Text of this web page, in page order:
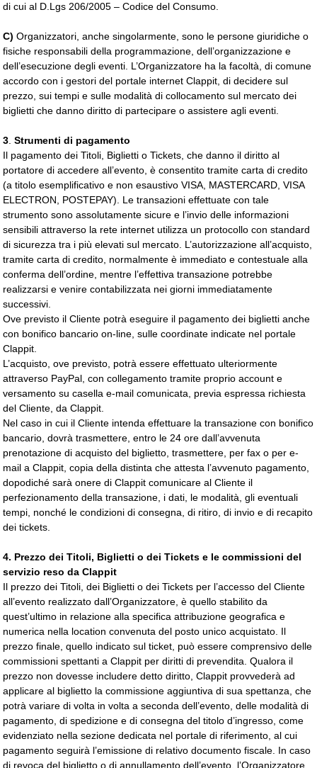
di cui al D.Lgs 206/2005 – Codice del Consumo.
C) Organizzatori, anche singolarmente, sono le persone giuridiche o
fisiche responsabili della programmazione, dell’organizzazione e
dell’esecuzione degli eventi. L’Organizzatore ha la facoltà, di comune
accordo con i gestori del portale internet Clappit, di decidere sul
prezzo, sui tempi e sulle modalità di collocamento sul mercato dei
biglietti che danno diritto di partecipare o assistere agli eventi.
3 Strumenti di pagamento
Il pagamento dei Titoli, Biglietti o Tickets, che danno il diritto al
portatore di accedere all’evento, è consentito tramite carta di credito
(a titolo esemplificativo e non esaustivo VISA, MASTERCARD, VISA
ELECTRON, POSTEPAY). Le transazioni effettuate con tale
strumento sono assolutamente sicure e l’invio delle informazioni
sensibili attraverso la rete internet utilizza un protocollo con standard
di sicurezza tra i più elevati sul mercato. L’autorizzazione all’acquisto,
tramite carta di credito, normalmente è immediato e contestuale alla
conferma dell’ordine, mentre l’effettiva transazione potrebbe
realizzarsi e venire contabilizzata nei giorni immediatamente
successivi.
Ove previsto il Cliente potrà eseguire il pagamento dei biglietti anche
con bonifico bancario on-line, sulle coordinate indicate nel portale
Clappit.
L’acquisto, ove previsto, potrà essere effettuato ulteriormente
attraverso PayPal, con collegamento tramite proprio account e
versamento su casella e-mail comunicata, previa espressa richiesta
del Cliente, da Clappit.
Nel caso in cui il Cliente intenda effettuare la transazione con bonifico
bancario, dovrà trasmettere, entro le 24 ore dall’avvenuta
prenotazione di acquisto del biglietto, trasmettere, per fax o per e-
mail a Clappit, copia della distinta che attesta l’avvenuto pagamento,
dopodiché sarà onere di Clappit comunicare al Cliente il
perfezionamento della transazione, i dati, le modalità, gli eventuali
tempi, nonché le condizioni di consegna, di ritiro, di invio e di recapito
dei tickets.
4. Prezzo dei Titoli, Biglietti o dei Tickets e le commissioni del
servizio reso da Clappit
Il prezzo dei Titoli, dei Biglietti o dei Tickets per l’accesso del Cliente
all’evento realizzato dall’Organizzatore, è quello stabilito da
quest’ultimo in relazione alla specifica attribuzione geografica e
numerica nella location convenuta del posto unico acquistato. Il
prezzo finale, quello indicato sul ticket, può essere comprensivo delle
commissioni spettanti a Clappit per diritti di prevendita. Qualora il
prezzo non dovesse includere detto diritto, Clappit provvederà ad
applicare al biglietto la commissione aggiuntiva di sua spettanza, che
potrà variare di volta in volta a seconda dell’evento, delle modalità di
pagamento, di spedizione e di consegna del titolo d’ingresso, come
evidenziato nella sezione dedicata nel portale di riferimento, al cui
pagamento seguirà l’emissione di relativo documento fiscale. In caso
di revoca del biglietto o di annullamento dell’evento, l’Organizzatore